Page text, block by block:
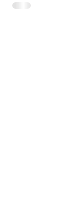
łyżka